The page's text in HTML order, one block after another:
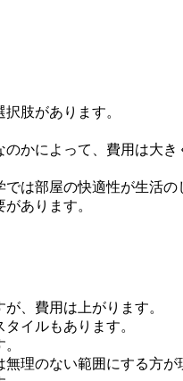
肢があります。
かによって、費用は大き
は部屋の快適性が生活の
あります。
、費用は上がります。
イルもあります。
理のない範囲にする方が